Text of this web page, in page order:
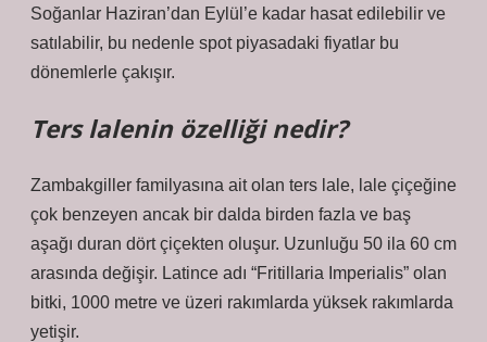
Soğanlar Haziran’dan Eylül’e kadar hasat edilebilir ve
satılabilir, bu nedenle spot piyasadaki fiyatlar bu
dönemlerle çakışır.
Ters lalenin özelliği nedir?
Zambakgiller familyasına ait olan ters lale, lale çiçeğine
çok benzeyen ancak bir dalda birden fazla ve baş
aşağı duran dört çiçekten oluşur. Uzunluğu 50 ila 60 cm
arasında değişir. Latince adı “Fritillaria Imperialis” olan
bitki, 1000 metre ve üzeri rakımlarda yüksek rakımlarda
yetişir.